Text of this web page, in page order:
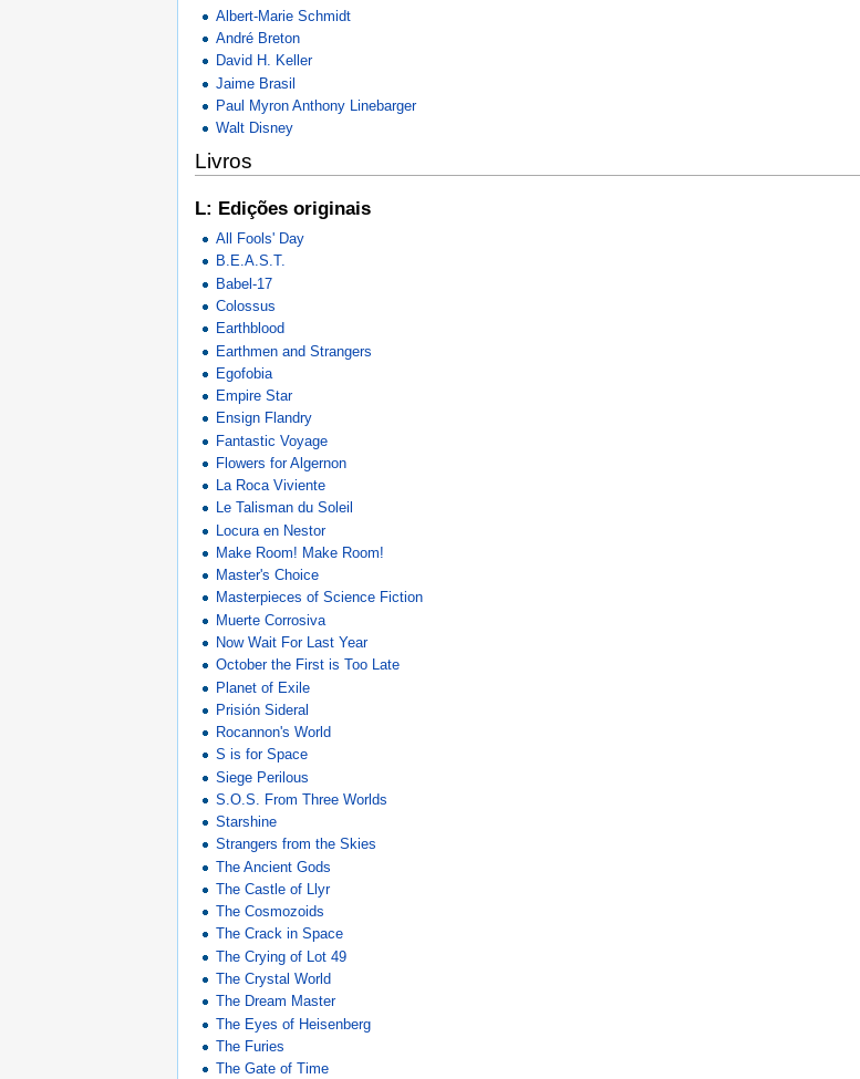
Albert-Marie Schmidt
André Breton
David H. Keller
Jaime Brasil
Paul Myron Anthony Linebarger
Walt Disney
Livros
L: Edições originais
All Fools' Day
B.E.A.S.T.
Babel-17
Colossus
Earthblood
Earthmen and Strangers
Egofobia
Empire Star
Ensign Flandry
Fantastic Voyage
Flowers for Algernon
La Roca Viviente
Le Talisman du Soleil
Locura en Nestor
Make Room! Make Room!
Master's Choice
Masterpieces of Science Fiction
Muerte Corrosiva
Now Wait For Last Year
October the First is Too Late
Planet of Exile
Prisión Sideral
Rocannon's World
S is for Space
Siege Perilous
S.O.S. From Three Worlds
Starshine
Strangers from the Skies
The Ancient Gods
The Castle of Llyr
The Cosmozoids
The Crack in Space
The Crying of Lot 49
The Crystal World
The Dream Master
The Eyes of Heisenberg
The Furies
The Gate of Time